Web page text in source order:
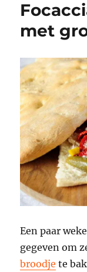
met
Een paar
gegeven om
broodje te